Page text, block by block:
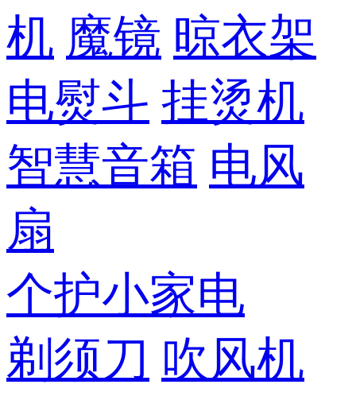
机 魔镜 晾衣架
电熨斗 挂烫机
智慧音箱 电风
扇
个护小家电
剃须刀 吹风机